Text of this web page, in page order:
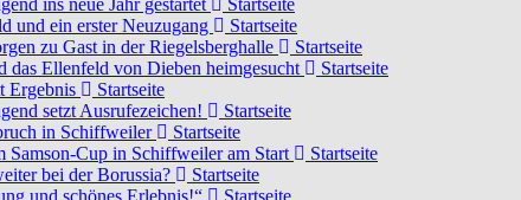
ins neue Jahr gestartet
Startseite
und ein erster Neuzugang
Startseite
zu Gast in der Riegelsberghalle
Startseite
das Ellenfeld von Dieben heimgesucht
Startseite
Ergebnis
Startseite
setzt Ausrufezeichen!
Startseite
in Schiffweiler
Startseite
Samson-Cup in Schiffweiler am Start
Startseite
bei der Borussia?
Startseite
und schönes Erlebnis!“ Startseite